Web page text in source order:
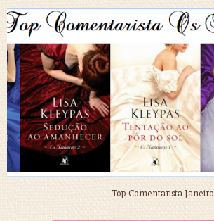
Top Comentarista Janeiro